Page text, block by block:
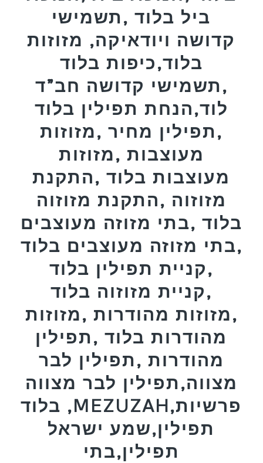
ביל בלוד ,תשמישי
קדושה ויודאיקה, מזוזות
בלוד,כיפות בלוד
,תשמישי קדושה חב”ד
לוד,הנחת תפילין בלוד
,תפילין מחיר ,מזוזות
מעוצבות ,מזוזות
מעוצבות בלוד ,התקנת
מזוזוה ,התקנת מזוזוה
בלוד ,בתי מזוזה מעוצבים
,בתי מזוזה מעוצבים בלוד
,קניית תפילין בלוד
,קניית מזוזוה בלוד
,מזוזות מהודרות ,מזוזות
מהודרות בלוד ,תפילין
מהודרות ,תפילין לבר
מצווה,תפילין לבר מצווה
בלוד ,MEZUZAH,פרשיות
תפילין,שמע ישראל
תפילין,בתי